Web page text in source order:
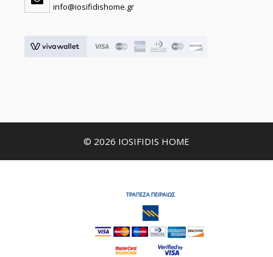
info@iosifidishome.gr
© 2026 IOSIFIDIS HOME